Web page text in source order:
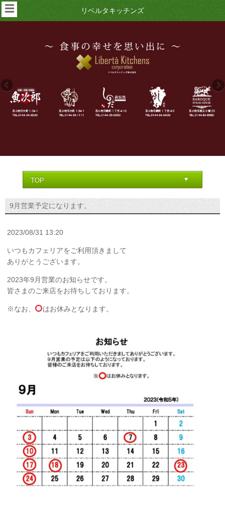
リベルタキッチンズ
☰
9月営業予定になります。
2023/08/31 13:20
いつもカフェリアをご利用頂きまして
ありがとうございます。
2023年9月営業のお知らせです。
皆さまのご来店をお待ちしております。
※なお、 はお休みとなります。